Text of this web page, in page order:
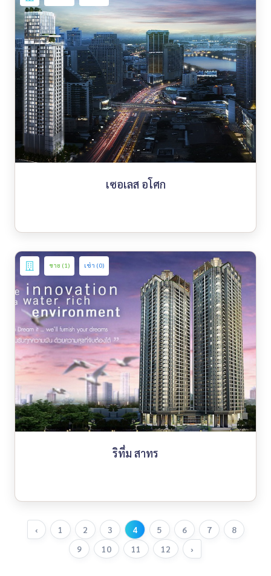
เซอเลส อโศก
ขาย (1) เช่า (0)
ริทึ่ม สาทร
‹ 1 2 3 4 5 6 7
8
9
10 11 12 ›